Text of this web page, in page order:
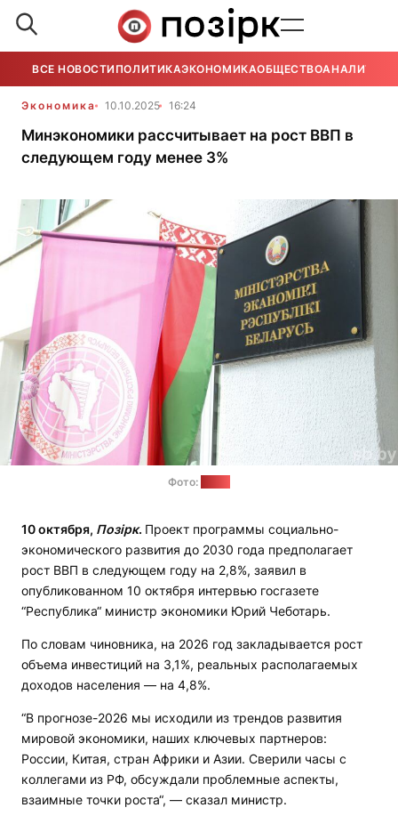
ВСЕ НОВОСТИ ПОЛИТИКАЭКОНОМИКАОБЩЕСТВОАНАЛИТИКА
Экономика 10.10.2025 16:24
Минэкономики рассчитывает на рост ВВП в
следующем году менее 3%
Фото:
10 октября, Позірк. Проект программы социально-
экономического развития до 2030 года предполагает
рост ВВП в следующем году на 2,8%, заявил в
опубликованном 10 октября интервью госгазете
“Республика“ министр экономики Юрий Чеботарь.
По словам чиновника, на 2026 год закладывается рост
объема инвестиций на 3,1%, реальных располагаемых
доходов населения — на 4,8%.
“В прогнозе-2026 мы исходили из трендов развития
мировой экономики, наших ключевых партнеров:
России, Китая, стран Африки и Азии. Сверили часы с
коллегами из РФ, обсуждали проблемные аспекты,
взаимные точки роста“, — сказал министр.